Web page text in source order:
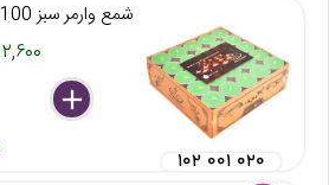
شمع وارمر سبز 100 عددی مدل رویا
۵۶۲,۶۰۰
delete
remove
add
۱۰۲ ۰۰۱ ۰۲۰